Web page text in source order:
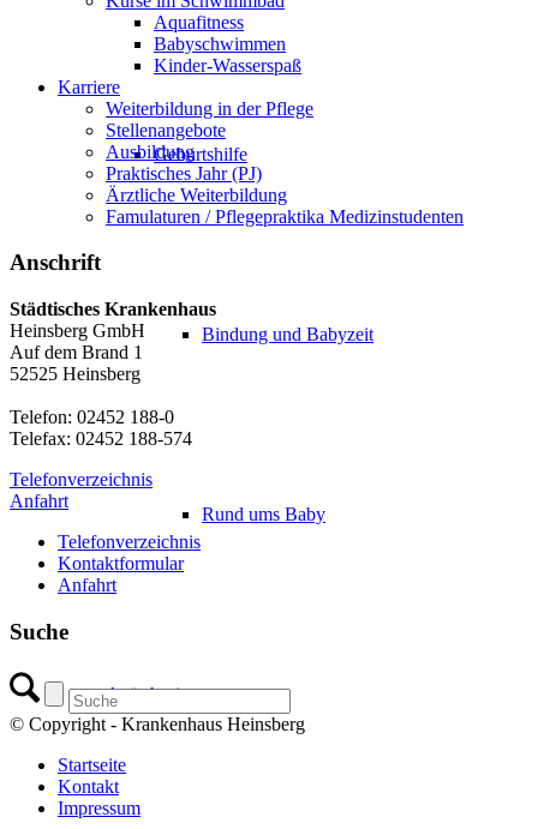
Geburtshilfe
Bindung und Babyzeit
Rund ums Baby
Anästhesie
Aquafitness
Babyschwimmen
Kinder-Wasserspaß
Karriere
Weiterbildung in der Pflege
Stellenangebote
Ausbildung
Praktisches Jahr (PJ)
Ärztliche Weiterbildung
Famulaturen / Pflegepraktika Medizinstudenten
Anschrift
Städtisches Krankenhaus
Heinsberg GmbH
Auf dem Brand 1
52525 Heinsberg
Telefon: 02452 188-0
Telefax: 02452 188-574
Telefonverzeichnis
Anfahrt
Telefonverzeichnis
Kontaktformular
Anfahrt
Suche
© Copyright - Krankenhaus Heinsberg
Startseite
Kontakt
Impressum